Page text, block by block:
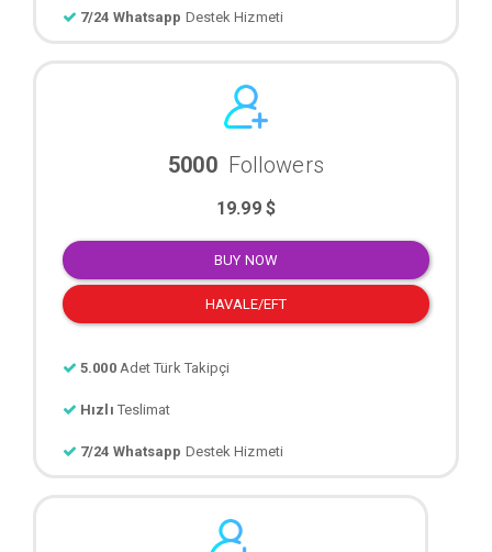
7/24 Whatsapp Destek Hizmeti
5000 Followers
19.99 $
BUY NOW
HAVALE/EFT
5.000 Adet Türk Takipçi
Hızlı Teslimat
7/24 Whatsapp Destek Hizmeti